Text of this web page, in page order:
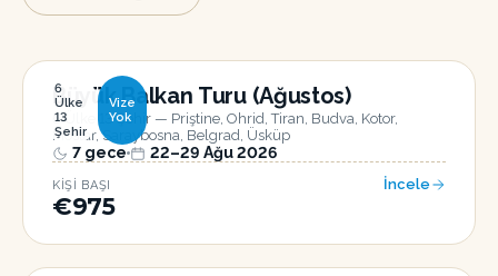
6
Ülke
13
Şehir
Vize
Yok
Büyük Balkan Turu (Ağustos)
6 Ülke 13 Şehir — Priştine, Ohrid, Tiran, Budva, Kotor,
Mostar, Saraybosna, Belgrad, Üsküp
7 gece 22–29 Ağu 2026
KIŞI BAŞI
€975
İncele